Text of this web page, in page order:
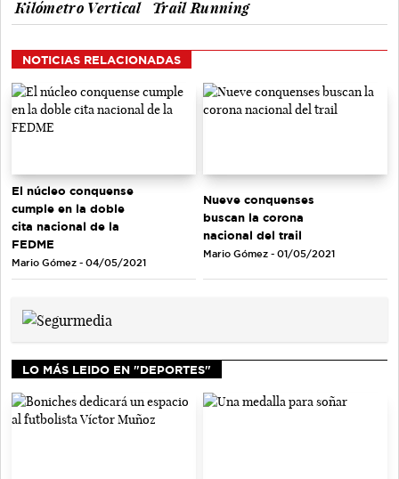
Kilómetro Vertical
Trail Running
NOTICIAS RELACIONADAS
El núcleo conquense
cumple en la doble
cita nacional de la
FEDME
Mario Gómez - 04/05/2021
Nueve conquenses
buscan la corona
nacional del trail
Mario Gómez - 01/05/2021
LO MÁS LEIDO EN "DEPORTES"